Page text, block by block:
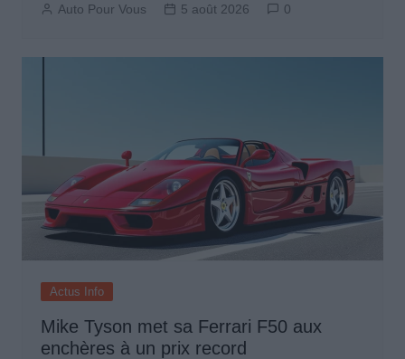
Auto Pour Vous 5 août 2026 0
Actus Info
Mike Tyson met sa Ferrari F50 aux
enchères à un prix record